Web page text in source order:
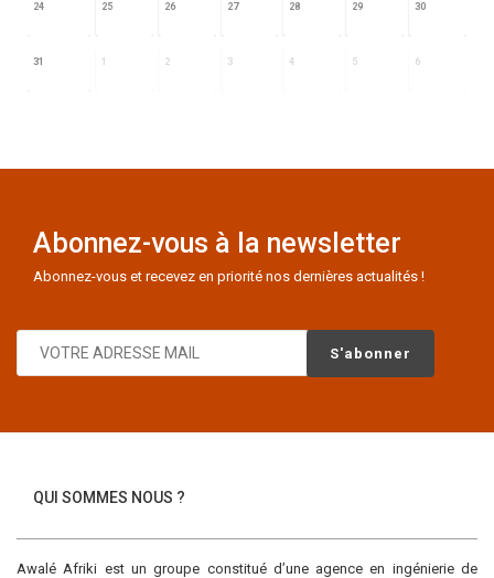
24 25 26 27 28 29 30
31 1 2 3 4 5 6
Abonnez-vous à la newsletter
Abonnez-vous et recevez en priorité nos dernières actualités !
QUI SOMMES NOUS ?
Awalé Afriki est un groupe constitué d’une agence en ingénierie de